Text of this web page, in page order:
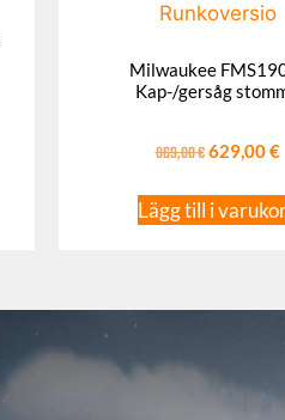
Milwaukee
Kap-/gersåg
869,00€ 629,00€
Lägg till i